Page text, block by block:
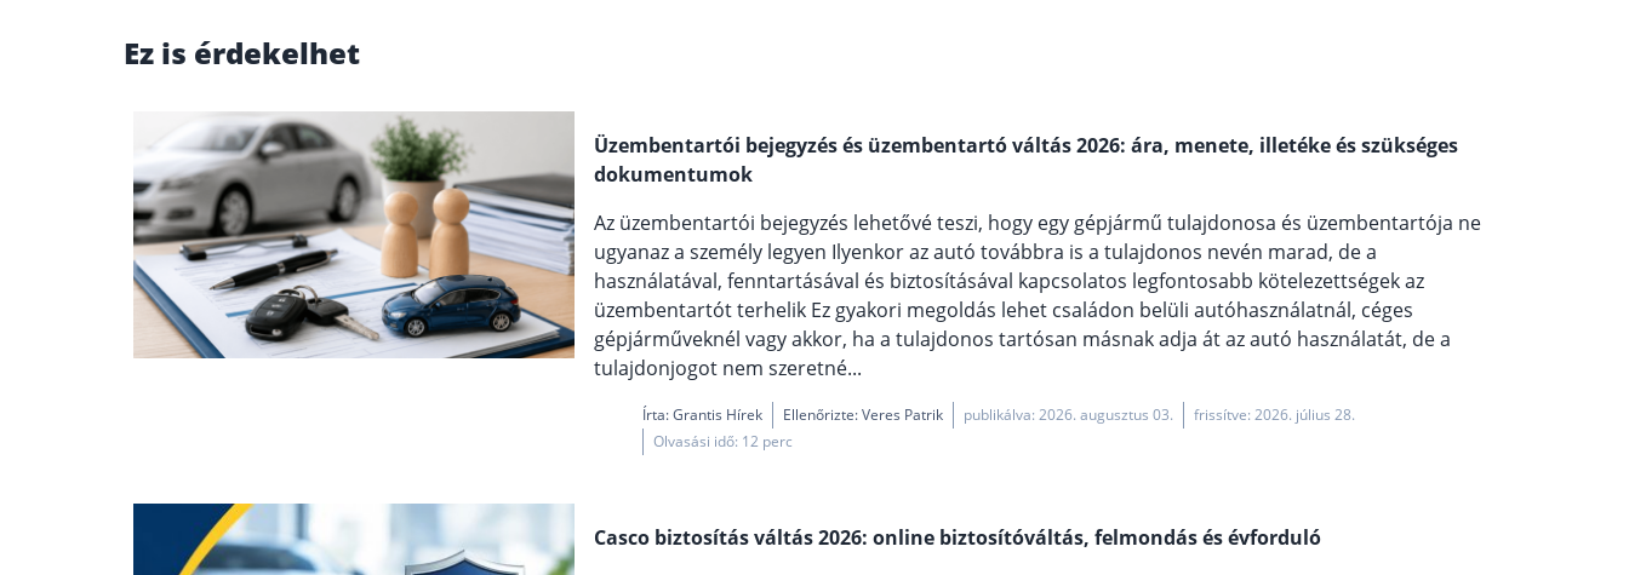
Ez is érdekelhet
Üzembentartói bejegyzés és üzembentartó váltás 2026: ára, menete, illetéke és szükséges
dokumentumok
Az üzembentartói bejegyzés lehetővé teszi, hogy egy gépjármű tulajdonosa és üzembentartója ne
ugyanaz a személy legyen Ilyenkor az autó továbbra is a tulajdonos nevén marad, de a
használatával, fenntartásával és biztosításával kapcsolatos legfontosabb kötelezettségek az
üzembentartót terhelik Ez gyakori megoldás lehet családon belüli autóhasználatnál, céges
gépjárműveknél vagy akkor, ha a tulajdonos tartósan másnak adja át az autó használatát, de a
tulajdonjogot nem szeretné...
Írta:Grantis Hírek Ellenőrizte: Veres Patrik publikálva: 2026. augusztus 03.
frissítve: 2026. július 28.
Olvasási idő: 12 perc
Casco biztosítás váltás 2026: online biztosítóváltás, felmondás és évforduló